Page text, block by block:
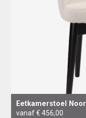
Eetkamerstoel Noor
vanaf € 456,00